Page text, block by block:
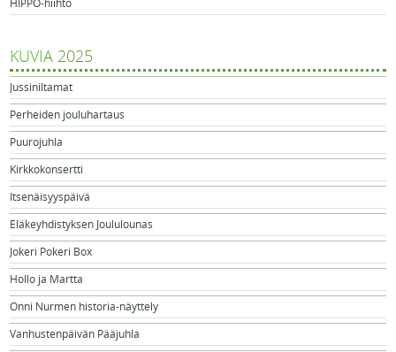
HIPPO-hiihto
KUVIA 2025
Jussiniltamat
Perheiden jouluhartaus
Puurojuhla
Kirkkokonsertti
Itsenäisyyspäivä
Eläkeyhdistyksen Joululounas
Jokeri Pokeri Box
Hollo ja Martta
Onni Nurmen historia-näyttely
Vanhustenpäivän Pääjuhla